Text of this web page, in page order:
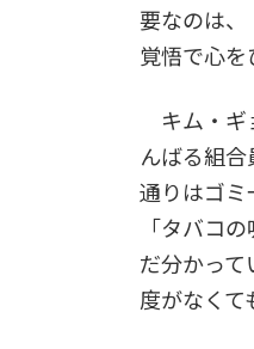
要なのは、
覚悟で心を
キム・ギ
んばる組
通りはゴミ
「タバコ
だ分かって
度がなくて